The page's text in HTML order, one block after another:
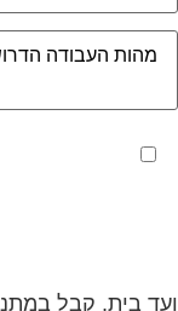
מאשר את תנאי
בית, קבל